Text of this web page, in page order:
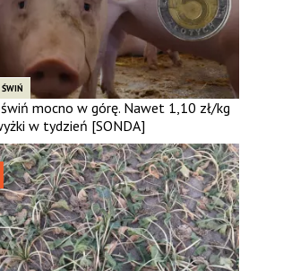
świń mocno w górę. Nawet 1,10 zł/kg
w tydzień [SONDA]